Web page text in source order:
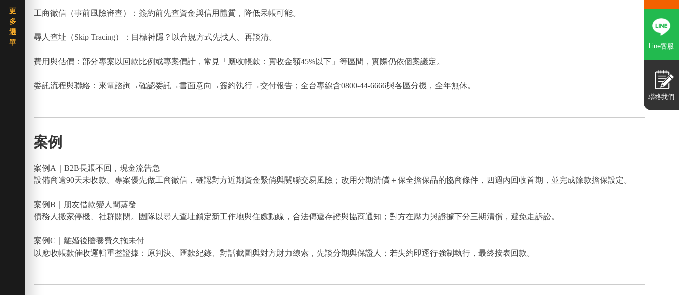
工商徵信（事前風險審查）：簽約前先查資金與信用體質，降低呆帳可能。
尋人查址（Skip Tracing）：目標神隱？以合規方式先找人、再談清。
費用與估價：部分專案以回款比例或專案價計，常見「應收帳款：實收金額45%以下」等區間，實際仍依個案議定。
委託流程與聯絡：來電諮詢→確認委託→書面意向→簽約執行→交付報告；全台專線含0800-44-6666與各區分機，全年無休。
案例
案例A｜B2B長賬不回，現金流告急
設備商逾90天未收款。專案優先做工商徵信，確認對方近期資金緊俏與關聯交易風險；改用分期清償＋保全擔保品的協商條件，四週內回收首期，並完成餘款擔保設定。
案例B｜朋友借款變人間蒸發
債務人搬家停機、社群關閉。團隊以尋人查址鎖定新工作地與住處動線，合法傳遞存證與協商通知；對方在壓力與證據下分三期清償，避免走訴訟。
案例C｜離婚後贍養費久拖未付
以應收帳款催收邏輯重整證據：原判決、匯款紀錄、對話截圖與對方財力線索，先談分期與保證人；若失約即逕行強制執行，最終按表回款。
Line客服
聯絡我們